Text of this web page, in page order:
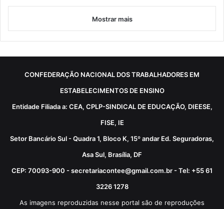
Mostrar mais
CONFEDERAÇÃO NACIONAL DOS TRABALHADORES EM
ESTABELECIMENTOS DE ENSINO
Entidade Filiada a: CEA, CPLP-SINDICAL DE EDUCAÇÃO, DIEESE,
FISE, IE
Setor Bancário Sul - Quadra 1, Bloco K, 15º andar Ed. Seguradoras,
Asa Sul, Brasília, DF
CEP: 70093-900 - secretariacontee@gmail.com.br - Tel: +55 61
3226 1278
As imagens reproduzidas nesse portal são de reproduções